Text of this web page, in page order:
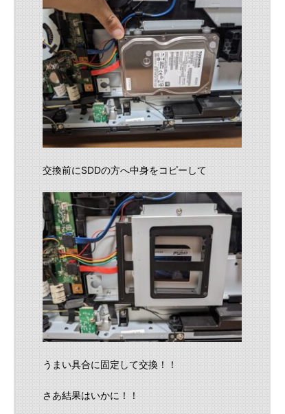
交換前にSDDの方へ中身をコピーして
うまい具合に固定して交換！！
さあ結果はいかに！！